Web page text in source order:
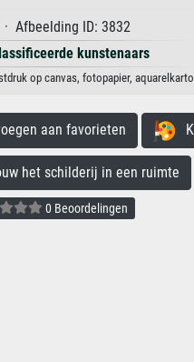
Afbeelding ID: 3832
kunstenaars
op canvas, fotopapier,
aan favorieten
het schilderij in een ruimte
0 Beoordelingen